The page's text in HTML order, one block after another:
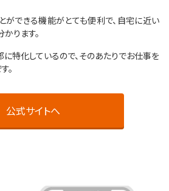
ができる機能がとても便利で、自宅に近い
ります。
特化しているので、そのあたりでお仕事を
。
公式サイトへ